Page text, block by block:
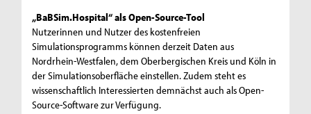
„BaBSim.Hospital“ als Open-Source-Tool
Nutzerinnen und Nutzer des kostenfreien
Simulationsprogramms können derzeit Daten aus
Nordrhein-Westfalen, dem Oberbergischen Kreis und Köln in
der Simulationsoberfläche einstellen. Zudem steht es
wissenschaftlich Interessierten demnächst auch als Open-
Source-Software zur Verfügung.